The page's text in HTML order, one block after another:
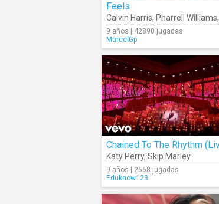
Feels
Calvin Harris, Pharrell Williams,
9 años | 42890 jugadas
MarcelGp
Katy Perry, Skip Marley
9 años | 2668 jugadas
Eduknow123